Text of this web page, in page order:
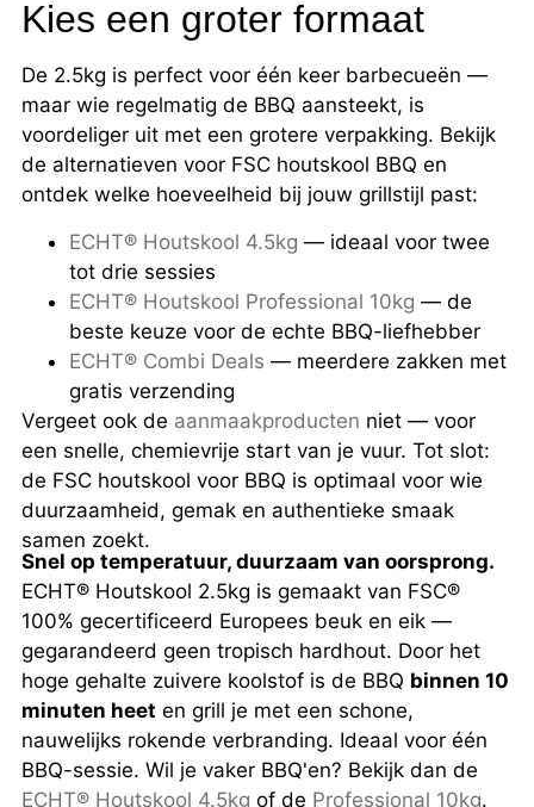
Kies een groter formaat
De 2.5kg is perfect voor één keer barbecueën —
maar wie regelmatig de BBQ aansteekt, is
voordeliger uit met een grotere verpakking. Bekijk
de alternatieven voor FSC houtskool BBQ en
ontdek welke hoeveelheid bij jouw grillstijl past:
ECHT® Houtskool 4.5kg — ideaal voor twee
tot drie sessies
ECHT® Houtskool Professional 10kg — de
beste keuze voor de echte BBQ-liefhebber
ECHT® Combi Deals — meerdere zakken met
gratis verzending
Vergeet ook de aanmaakproducten niet — voor
een snelle, chemievrije start van je vuur. Tot slot:
de FSC houtskool voor BBQ is optimaal voor wie
duurzaamheid, gemak en authentieke smaak
samen zoekt.
Snel op temperatuur, duurzaam van oorsprong.
ECHT® Houtskool 2.5kg is gemaakt van FSC®
100% gecertificeerd Europees beuk en eik —
gegarandeerd geen tropisch hardhout. Door het
hoge gehalte zuivere koolstof is de BBQ binnen 10
minuten heet en grill je met een schone,
nauwelijks rokende verbranding. Ideaal voor één
BBQ-sessie. Wil je vaker BBQ'en? Bekijk dan de
ECHT® Houtskool 4.5kg of de Professional 10kg.